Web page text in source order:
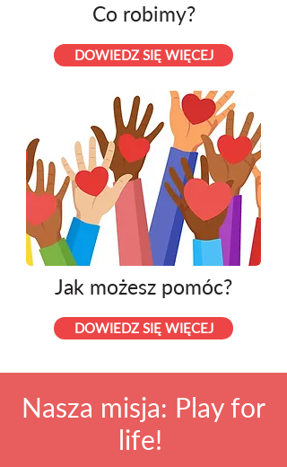
Co robimy?
DOWIEDZ SIĘ WIĘCEJ
Jak możesz pomóc?
DOWIEDZ SIĘ WIĘCEJ
Nasza misja: Play for
life!